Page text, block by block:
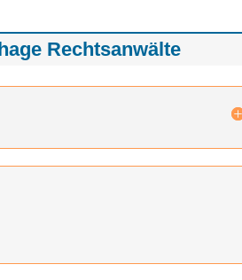
Rechtsanwälte